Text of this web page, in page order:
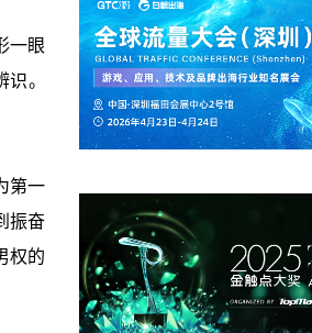
一眼
。
第一
振奋
权的